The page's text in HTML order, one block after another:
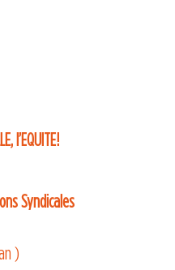
l’EQUITE!
Syndicales
)